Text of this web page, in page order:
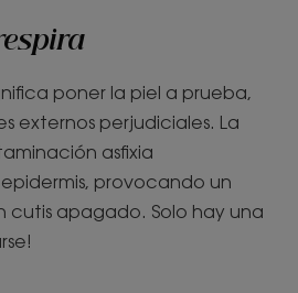
poner la piel a prueba,
externos perjudiciales. La
asfixia
provocando un
cutis apagado. Solo hay una